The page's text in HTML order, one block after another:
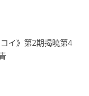
イ》第2期揭曉第4